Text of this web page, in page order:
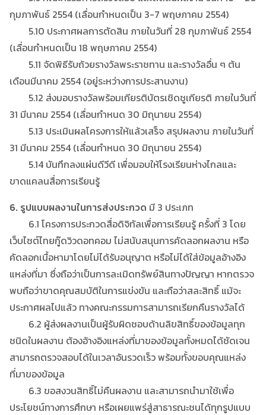
กุมภาพันธ์ 2554 (เลื่อนกำหนดเป็น 3-7 พฤษภาคม 2554)
5.10 ประกาศผลการตัดสิน ภายในวันที่ 28 กุมภาพันธ์ 2554
(เลื่อนกำหนดเป็น 18 พฤษภาคม 2554)
5.11 จัดพิธีรับถ้วยรางวัลพระราชทาน และรางวัลอื่น ๆ ต้น
เดือนมีนาคม 2554 (อยู่ระหว่างการประสานงาน)
5.12 ส่งมอบรางวัลพร้อมเกียรติบัตรเชิดชูเกียรติ ภายในวันที่
31 มีนาคม 2554 (เลื่อนกำหนด 30 มิถุนายน 2554)
5.13 ประเมินผลโครงการให้แล้วเสร็จ สรุปผลงาน ภายในวันที่
31 มีนาคม 2554 (เลื่อนกำหนด 30 มิถุนายน 2554)
5.14 บันทึกลงแผ่นดีวีดี เพื่อมอบให้โรงเรียนห่างไกลและ
ขาดแคลนสื่อการเรียนรู้
6. รูปแบบผลงานในการส่งประกวด มี 3 ประเภท
6.1 โครงการประกวดสื่อดิจิทัลเพื่อการเรียนรู้ ครั้งที่ 3 โดย
เว็บไซต์ไทยกู๊ดวิวดอทคอม ไม่สนับสนุนการคัดลอกผลงาน หรือ
คัดลอกเนื้อหามาโดยไม่ได้รับอนุญาต หรือไม่ได้ใส่ข้อมูลอ้างอิง
แหล่งที่มา ซึ่งถือว่าเป็นการละเมิดทรัพย์สินทางปัญญา หากตรวจ
พบถือว่าขาดคุณสมบัติในการแข่งขัน และถือว่าสละสิทธิ์ แม้จะ
ประกาศผลไปแล้ว ทางคณะกรรมการสามารถเรียกคืนรางวัลได้
6.2 ผู้ส่งผลงานเป็นผู้รับผิดชอบด้านลิขสิทธิ์ของข้อมูลทุก
ชนิดในผลงาน ต้องอ้างอิงแหล่งที่มาของข้อมูลทั้งหมดได้ชัดเจน
สามารถตรวจสอบได้ในเวลาอันรวดเร็ว พร้อมทั้งขอบคุณแหล่ง
ที่มาของข้อมูล
6.3 ขอสงวนสิทธิ์ไม่คืนผลงาน และสามารถนำมาใช้เพื่อ
ประโยชน์ทางการศึกษา หรือเผยแพร่สู่สาธารณะชนได้ทุกรูปแบบ